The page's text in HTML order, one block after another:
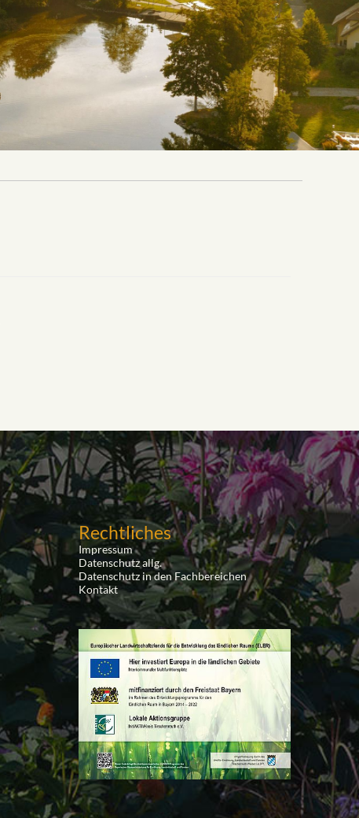
Rechtliches
Impressum
Datenschutz allg.
Datenschutz in den Fachbereichen
Kontakt